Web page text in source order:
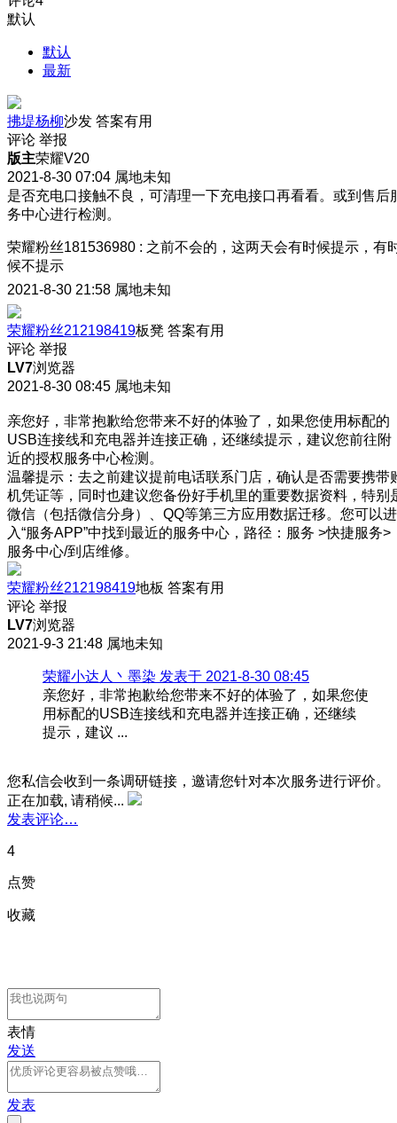
默认
默认
最新
拂堤杨柳沙发 答案有用
评论 举报
版主荣耀V20
2021-8-30 07:04 属地未知
是否充电口接触不良，可清理一下充电接口再看看。或到售后
务中心进行检测。
荣耀粉丝181536980 : 之前不会的，这两天会有时候提示，有
候不提示
2021-8-30 21:58 属地未知
荣耀粉丝212198419板凳 答案有用
评论 举报
LV7浏览器
2021-8-30 08:45 属地未知
亲您好，非常抱歉给您带来不好的体验了，如果您使用标配的
USB连接线和充电器并连接正确，还继续提示，建议您前往附
近的授权服务中心检测。
温馨提示：去之前建议提前电话联系门店，确认是否需要携带
机凭证等，同时也建议您备份好手机里的重要数据资料，特别
微信（包括微信分身）、QQ等第三方应用数据迁移。您可以进
入“服务APP”中找到最近的服务中心，路径：服务 >快捷服务>
服务中心/到店维修。
荣耀粉丝212198419地板 答案有用
评论 举报
LV7浏览器
2021-9-3 21:48 属地未知
荣耀小达人丶墨染 发表于 2021-8-30 08:45
亲您好，非常抱歉给您带来不好的体验了，如果您使
用标配的USB连接线和充电器并连接正确，还继续
提示，建议 ...
您私信会收到一条调研链接，邀请您针对本次服务进行评价。
正在加载, 请稍候...
发表评论…
4
点赞
收藏
表情
发送
发表